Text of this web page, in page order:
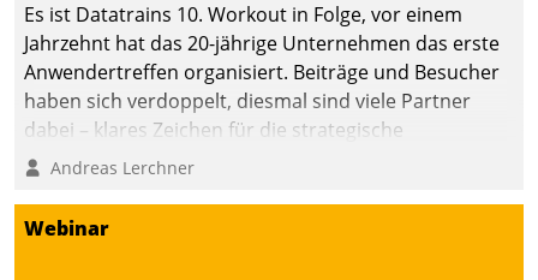
Es ist Datatrains 10. Workout in Folge, vor einem
Jahrzehnt hat das 20-jährige Unternehmen das erste
Anwendertreffen organisiert. Beiträge und Besucher
haben sich verdoppelt, diesmal sind viele Partner
dabei – klares Zeichen für die strategische
Fokussierung auf den Kunden.
Andreas Lerchner
Webinar